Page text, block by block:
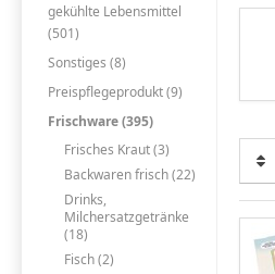
gekühlte Lebensmittel
(501)
Sonstiges (8)
Preispflegeprodukt (9)
Frischware (395)
Frisches Kraut (3)
Backwaren frisch (22)
Drinks,
Milchersatzgetränke
(18)
Fisch (2)